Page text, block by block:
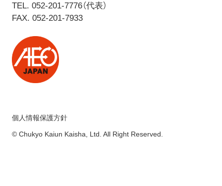
TEL. 052-201-7776（代表）
FAX. 052-201-7933
個人情報保護方針
© Chukyo Kaiun Kaisha, Ltd. All Right Reserved.